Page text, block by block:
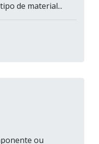
de material...
ou